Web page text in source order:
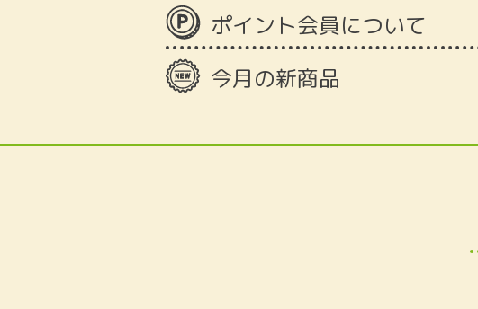
ポイント会員について
今月の新商品